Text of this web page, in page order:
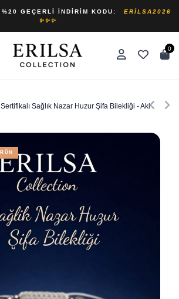
%20 GEÇERLI İNDIRIM KODU:
ERILSA2026
✨✨✨
0
Sertifikalı Sağlık Nazar Huzur Şifa Bilekliği - Akik ve